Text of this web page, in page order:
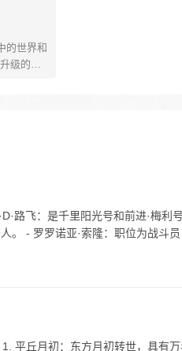
的世界和
级的逃
明显，
独子将
路飞：是千里阳光号和前进·梅利
。 - 罗罗诺亚·索隆：职位为战斗员
平丘月初：东方月初转世，具有